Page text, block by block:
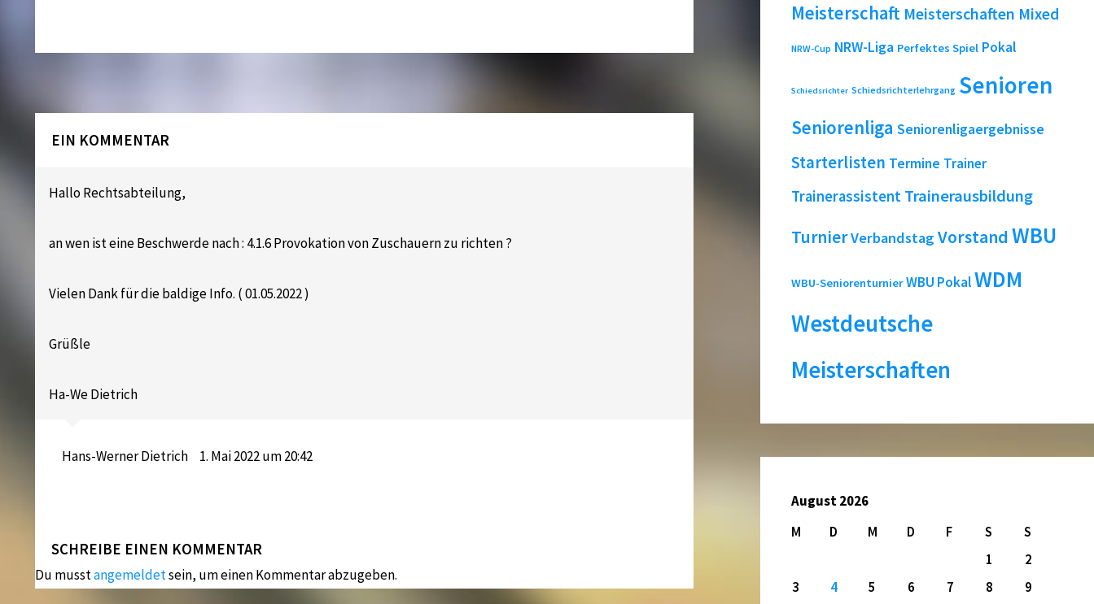
EIN KOMMENTAR
Hallo Rechtsabteilung,
an wen ist eine Beschwerde nach : 4.1.6 Provokation von Zuschauern zu richten ?
Vielen Dank für die baldige Info. ( 01.05.2022 )
Grüßle
Ha-We Dietrich
Hans-Werner Dietrich 1. Mai 2022 um 20:42
SCHREIBE EINEN KOMMENTAR
Du musstangemeldetsein, um einen Kommentar abzugeben.
Meisterschaft Meisterschaften Mixed
NRW-Cup NRW-Liga Perfektes Spiel Pokal
Schiedsrichter Schiedsrichterlehrgang Senioren
Seniorenliga Seniorenligaergebnisse
Starterlisten Termine Trainer
Trainerassistent Trainerausbildung
TurnierVerbandstag Vorstand WBU
WBU-Seniorenturnier WBU PokalWDM
Westdeutsche
Meisterschaften
August 2026
M
D M D F S
S
1
2
3
4 5 6 7 8
9